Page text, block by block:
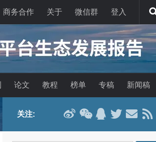
商务合作 关于 微信群 登入
论文 教程 榜单 专稿 新闻稿
关注: